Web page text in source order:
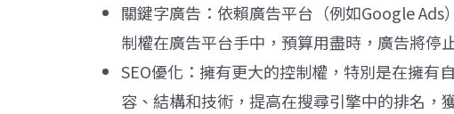
關鍵字廣告：依賴廣告平台（例如Google
制權在廣告平台手中，預算用盡時，廣告將停
SEO優化：擁有更大的控制權，特別是在擁有
容、結構和技術，提高在搜尋引擎中的排名，